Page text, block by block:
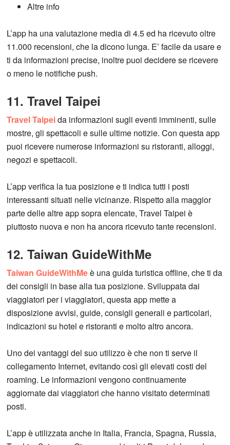
Altre info
L’app ha una valutazione media di 4.5 ed ha ricevuto oltre
11.000 recensioni, che la dicono lunga. E’ facile da usare e
ti da informazioni precise, inoltre puoi decidere se ricevere
o meno le notifiche push.
11. Travel Taipei
Travel Taipeida informazioni sugli eventi imminenti, sulle
mostre, gli spettacoli e sulle ultime notizie. Con questa app
puoi ricevere numerose informazioni su ristoranti, alloggi,
negozi e spettacoli.
L’app verifica la tua posizione e ti indica tutti i posti
interessanti situati nelle vicinanze. Rispetto alla maggior
parte delle altre app sopra elencate, Travel Taipei è
piuttosto nuova e non ha ancora ricevuto tante recensioni.
12. Taiwan GuideWithMe
Taiwan GuideWithMeè una guida turistica offline, che ti da
dei consigli in base alla tua posizione. Sviluppata dai
viaggiatori per i viaggiatori, questa app mette a
disposizione avvisi, guide, consigli generali e particolari,
indicazioni su hotel e ristoranti e molto altro ancora.
Uno dei vantaggi del suo utilizzo è che non ti serve il
collegamento Internet, evitando così gli elevati costi del
roaming. Le informazioni vengono continuamente
aggiornate dai viaggiatori che hanno visitato determinati
posti.
L’app è utilizzata anche in Italia, Francia, Spagna, Russia,